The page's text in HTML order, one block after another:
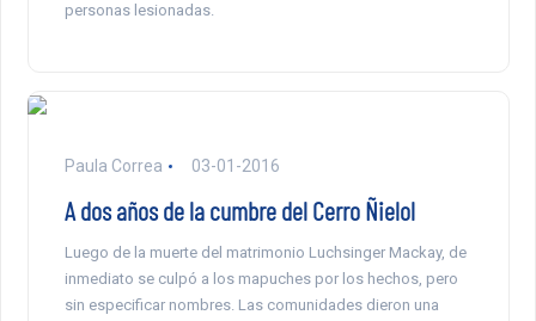
personas lesionadas.
Paula Correa 03-01-2016
A dos años de la cumbre del Cerro Ñielol
Luego de la muerte del matrimonio Luchsinger Mackay, de
inmediato se culpó a los mapuches por los hechos, pero
sin especificar nombres. Las comunidades dieron una